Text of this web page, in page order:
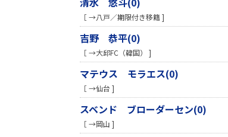
［ →八戸／期限付き移籍 ]
吉野 恭平(0)
［ →大邱FC（韓国） ]
マテウス モラエス(0)
［ →仙台 ]
スベンド ブローダーセン(0)
［ →岡山 ]